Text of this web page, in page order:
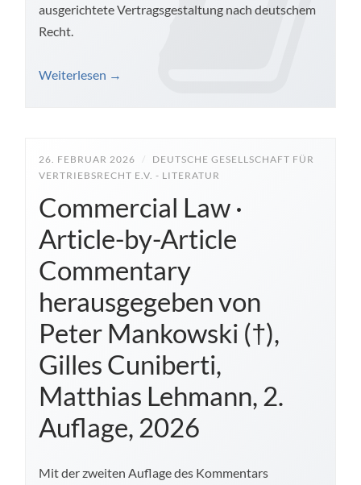
ausgerichtete Vertragsgestaltung nach deutschem
Recht.
Weiterlesen →
26. FEBRUAR 2026 /
DEUTSCHE GESELLSCHAFT FÜR
VERTRIEBSRECHT E.V. - LITERATUR
Commercial Law ·
Article-by-Article
Commentary
herausgegeben von
Peter Mankowski (†),
Gilles Cuniberti,
Matthias Lehmann, 2.
Auflage, 2026
Mit der zweiten Auflage des Kommentars